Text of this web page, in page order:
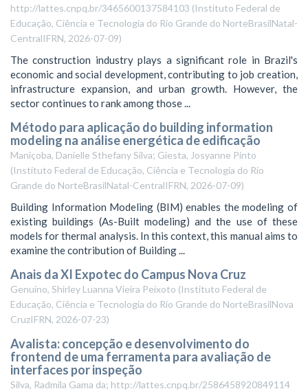
http://lattes.cnpq.br/3465600137584103 (Instituto Federal de
Educação, Ciência e Tecnologia do Rio Grande do NorteBrasilNatal-
CentralIFRN, 2026-07-09)
The construction industry plays a significant role in Brazil's
economic and social development, contributing to job creation,
infrastructure expansion, and urban growth. However, the
sector continues to rank among those ...
Método para aplicação do building information
modeling na análise energética de edificação
Maniçoba, Danielle Sthefany Silva; Giesta, Josyanne Pinto
(Instituto Federal de Educação, Ciência e Tecnologia do Rio
Grande do NorteBrasilNatal-CentralIFRN, 2026-07-09)
Building Information Modeling (BIM) enables the modeling of
existing buildings (As-Built modeling) and the use of these
models for thermal analysis. In this context, this manual aims to
examine the contribution of Building ...
Anais da XI Expotec do Campus Nova Cruz
Genuíno, Shirley Luanna Vieira Peixoto (Instituto Federal de
Educação, Ciência e Tecnologia do Rio Grande do NorteBrasilNova
CruzIFRN, 2026-07-23)
Avalista: concepção e desenvolvimento do
frontend de uma ferramenta para avaliação de
interfaces por inspeção
Silva, Radmila Gama da; http://lattes.cnpq.br/2586458920849114